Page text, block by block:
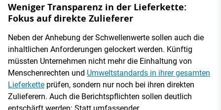
Weniger Transparenz in der Lieferkette:
Fokus auf direkte Zulieferer
Neben der Anhebung der Schwellenwerte sollen auch die
inhaltlichen Anforderungen gelockert werden. Künftig
müssten Unternehmen nicht mehr die Einhaltung von
Menschenrechten und Umweltstandards in ihrer gesamten
Lieferkette prüfen, sondern nur noch bei ihren direkten
Zulieferern. Auch die Berichtspflichten sollen deutlich
entschärft werden: Statt umfassender